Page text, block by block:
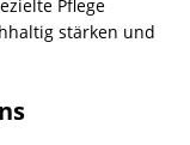
Pflege
stärken und